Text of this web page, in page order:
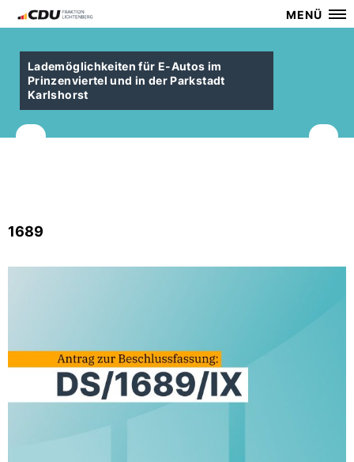
MENÜ
Lademöglichkeiten für E-Autos im
Prinzenviertel und in der Parkstadt
Karlshorst
1689